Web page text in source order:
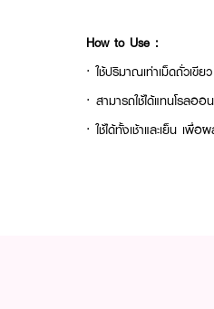
How to Use :
·ใช้ปริมาณเท่าเม็ดถั่วเขี
· สามารถใช้ได้แทนโรลออ
·ใช้ได้ทั้งเช้าและเย็น เพื่